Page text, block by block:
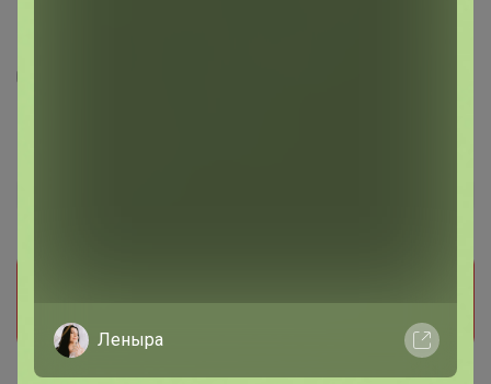
только он станет доступен!
Леныра